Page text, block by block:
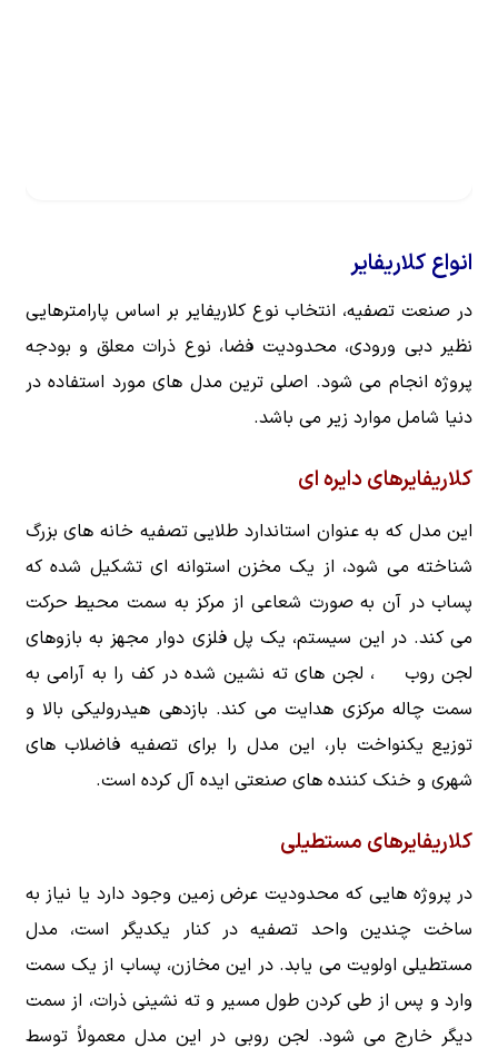
انواع کلاریفایر
در صنعت تصفیه، انتخاب نوع کلاریفایر بر اساس پارامترهایی
نظیر دبی ورودی، محدودیت فضا، نوع ذرات معلق و بودجه
پروژه انجام می شود. اصلی ترین مدل های مورد استفاده در
دنیا شامل موارد زیر می باشد.
کلاریفایرهای دایره ای
این مدل که به عنوان استاندارد طلایی تصفیه خانه های بزرگ
شناخته می شود، از یک مخزن استوانه ای تشکیل شده که
پساب در آن به صورت شعاعی از مرکز به سمت محیط حرکت
می کند. در این سیستم، یک پل فلزی دوار مجهز به بازوهای
لجن روب ، لجن های ته نشین شده در کف را به آرامی به
سمت چاله مرکزی هدایت می کند. بازدهی هیدرولیکی بالا و
توزیع یکنواخت بار، این مدل را برای تصفیه فاضلاب های
شهری و خنک کننده های صنعتی ایده آل کرده است.
کلاریفایرهای مستطیلی
در پروژه هایی که محدودیت عرض زمین وجود دارد یا نیاز به
ساخت چندین واحد تصفیه در کنار یکدیگر است، مدل
مستطیلی اولویت می یابد. در این مخازن، پساب از یک سمت
وارد و پس از طی کردن طول مسیر و ته نشینی ذرات، از سمت
دیگر خارج می شود. لجن روبی در این مدل معمولاً توسط